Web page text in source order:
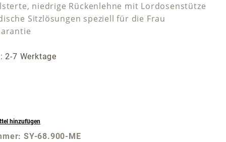
niedrige Rückenlehne mit Lordosenstütze
Sitzlösungen speziell für die Frau
2-7 Werktage
hinzufügen
SY-68.900-ME